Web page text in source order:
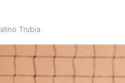
Trubia